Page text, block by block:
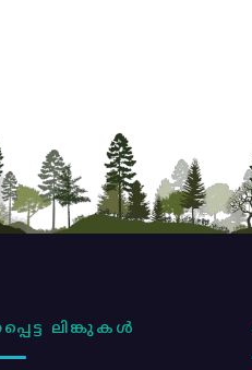
ലിങ്കുകൾ